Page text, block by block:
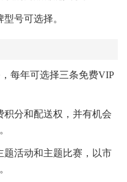
号可选择。
每年可选择三条免费VIP
积分和配送权，并有机会
题活动和主题比赛，以市